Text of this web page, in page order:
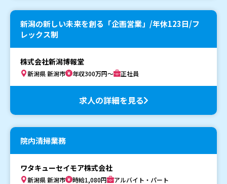
新潟の新しい未来を創る「企画営業」/年休123日/フ
レックス制
株式会社新潟博報堂
新潟県 新潟市 年収300万円～ 正社員
求人の詳細を見る
院内清掃業務
ワタキューセイモア株式会社
新潟県 新潟市 時給1,080円 アルバイト・パート